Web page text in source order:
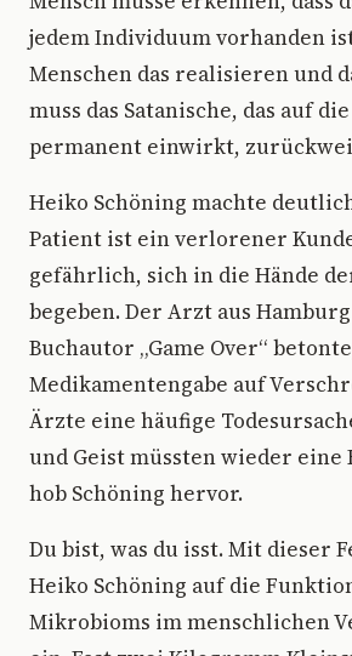
jedem Individuum vorhanden
Menschen das realisieren und
muss das Satanische, das auf
permanent einwirkt,
Heiko Schöning machte
Patient ist ein verlorener
gefährlich, sich in die Hände
begeben. Der Arzt aus
Buchautor „Game Over“
Medikamentengabe auf
Ärzte eine häufige
und Geist müssten wieder
hob Schöning hervor.
Du bist, was du isst. Mit dieser
Heiko Schöning auf die
Mikrobioms im menschlichen